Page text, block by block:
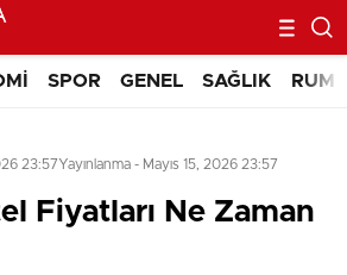
SPOR GENEL SAĞLIK RUM
23:57Yayınlanma - Mayıs 15, 2026 23:57
Fiyatları Ne Zaman